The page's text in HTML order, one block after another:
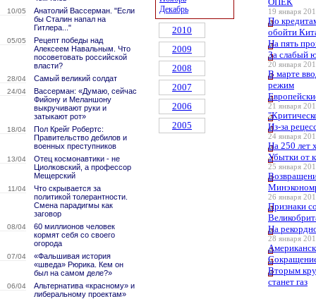
10/05
Анатолий Вассерман. "Если
бы Сталин напал на
Гитлера..."
05/05
Рецепт победы над
Алексеем Навальным. Что
посоветовать российской
власти?
28/04 Самый великий солдат
24/04
Вассерман: «Думаю, сейчас
Фийону и Меланшону
выкручивают руки и
затыкают рот»
18/04
Пол Крейг Робертс:
Правительство дебилов и
военных преступников
13/04
Отец космонавтики - не
Циолковский, а профессор
Мещерский
11/04
Что скрывается за
политикой толерантности.
Смена парадигмы как
заговор
08/04
60 миллионов человек
кормят себя со своего
огорода
07/04
«Фальшивая история
«шведа» Рюрика. Кем он
был на самом деле?»
06/04
Альтернатива «красному» и
либеральному проектам»
Декабрь
2010
2009
2008
2007
2006
2005
19 января
По
обойти
На пять
За слабый
20 января
В марте
режим
21 января
Из-за
24 января
На 250 лет
Убытки от
25 января
26 января
Признаки
На
28 января
Вторым
станет газ